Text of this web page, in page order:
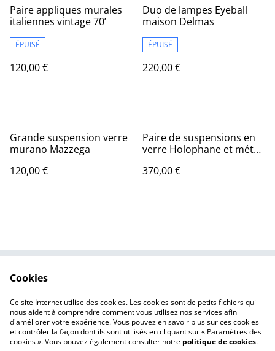
Paire appliques murales
italiennes vintage 70’
ÉPUISÉ
120,00 €
Duo de lampes Eyeball
maison Delmas
ÉPUISÉ
220,00 €
Grande suspension verre
murano Mazzega
120,00 €
Paire de suspensions en
verre Holophane et métal
370,00 €
Politique de
confidentialité
Politique de cookies
Cookies
Ce site Internet utilise des cookies. Les cookies sont de petits fichiers qui
nous aident à comprendre comment vous utilisez nos services afin
d'améliorer votre expérience. Vous pouvez en savoir plus sur ces cookies
et contrôler la façon dont ils sont utilisés en cliquant sur « Paramètres des
cookies ». Vous pouvez également consulter notre politique de cookies.